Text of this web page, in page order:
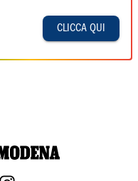
CLICCA QUI